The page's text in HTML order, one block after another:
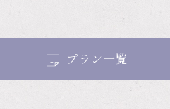
プラン一覧